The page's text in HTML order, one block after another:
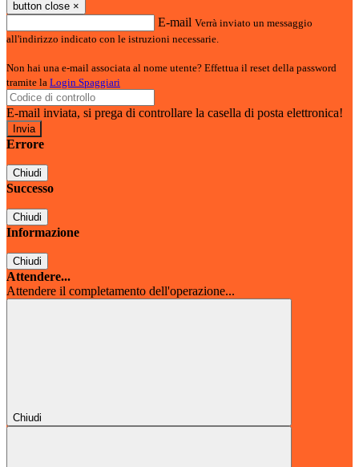
button close ×
E-mail Verrà inviato un messaggio
all'indirizzo indicato con le istruzioni necessarie.
Non hai una e-mail associata al nome utente? Effettua il reset della password
tramite la Login Spaggiari
E-mail inviata, si prega di controllare la casella di posta elettronica!
Errore
Chiudi
Successo
Chiudi
Informazione
Chiudi
Attendere...
Attendere il completamento dell'operazione...
Chiudi